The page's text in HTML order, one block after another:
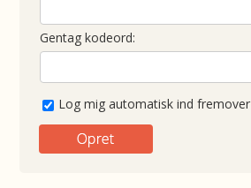
Gentag kodeord:
Log mig automatisk ind fremover